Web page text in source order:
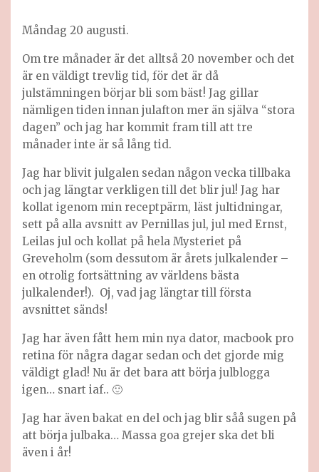
Måndag 20 augusti.
Om tre månader är det alltså 20 november och det
är en väldigt trevlig tid, för det är då
julstämningen börjar bli som bäst! Jag gillar
nämligen tiden innan julafton mer än själva “stora
dagen” och jag har kommit fram till att tre
månader inte är så lång tid.
Jag har blivit julgalen sedan någon vecka tillbaka
och jag längtar verkligen till det blir jul! Jag har
kollat igenom min receptpärm, läst jultidningar,
sett på alla avsnitt av Pernillas jul, jul med Ernst,
Leilas jul och kollat på hela Mysteriet på
Greveholm (som dessutom är årets julkalender –
en otrolig fortsättning av världens bästa
julkalender!). Oj, vad jag längtar till första
avsnittet sänds!
Jag har även fått hem min nya dator, macbook pro
retina för några dagar sedan och det gjorde mig
väldigt glad! Nu är det bara att börja julblogga
igen… snart iaf.. 🙂
Jag har även bakat en del och jag blir såå sugen på
att börja julbaka… Massa goa grejer ska det bli
även i år!